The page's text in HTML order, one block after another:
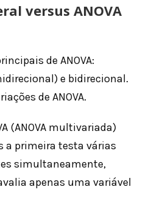
versus ANOVA
de ANOVA:
e bidirecional.
de ANOVA.
(ANOVA multivariada)
a primeira testa várias
simultaneamente,
apenas uma variável